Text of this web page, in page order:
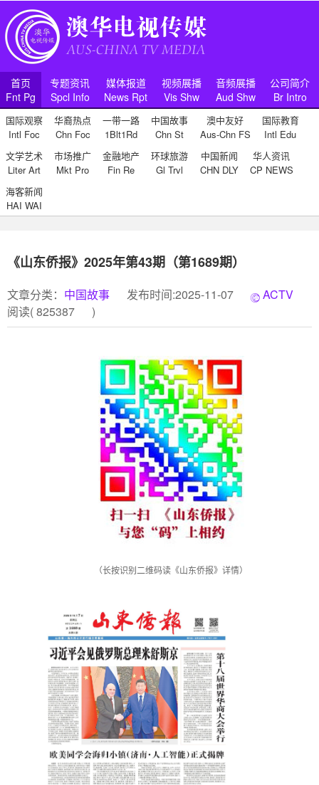
首页
Fnt Pg
专题资讯
Spcl Info
媒体报道
News Rpt
视频展播
Vis Shw
音频展播
Aud Shw
公司简介
Br Intro
国际观察
Intl Foc
华裔热点
Chn Foc
一带一路
1Blt1Rd
中国故事
Chn St
澳中友好
Aus-Chn FS
国际教育
Intl Edu
文学艺术
Liter Art
市场推广
Mkt Pro
金融地产
Fin Re
环球旅游
Gl Trvl
中国新闻
CHN DLY
华人资讯
CP NEWS
海客新闻
HAI WAI
《山东侨报》2025年第43期（第1689期）
文章分类： 中国故事 发布时间:2025-11-07
ACTV
阅读(825387 )
（长按识别二维码读《山东侨报》详情）